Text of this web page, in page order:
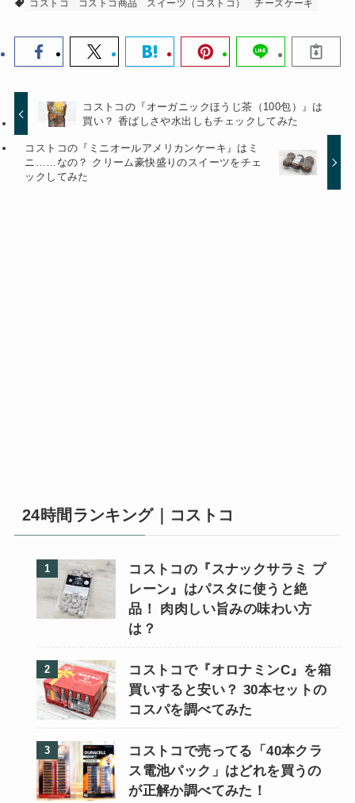
コストコ
コストコ商品 スイーツ（コストコ） チーズケーキ
コストコの『オーガニックほうじ茶（100包）』は
買い？ 香ばしさや水出しもチェックしてみた
コストコの『ミニオールアメリカンケーキ』はミ
ニ……なの？ クリーム豪快盛りのスイーツをチェ
ックしてみた
24時間ランキング｜コストコ
コストコの『スナックサラミ プ
レーン』はパスタに使うと絶
品！ 肉肉しい旨みの味わい方
は？
コストコで『オロナミンC』を箱
買いすると安い？ 30本セットの
コスパを調べてみた
コストコで売ってる「40本クラ
ス電池パック」はどれを買うの
が正解か調べてみた！